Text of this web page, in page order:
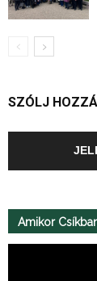
SZÓLJ HOZZÁ
Amikor